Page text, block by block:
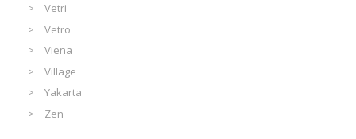
Vetri
Vetro
Viena
Village
Yakarta
Zen